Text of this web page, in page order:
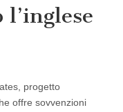
progetto
offre sovvenzioni